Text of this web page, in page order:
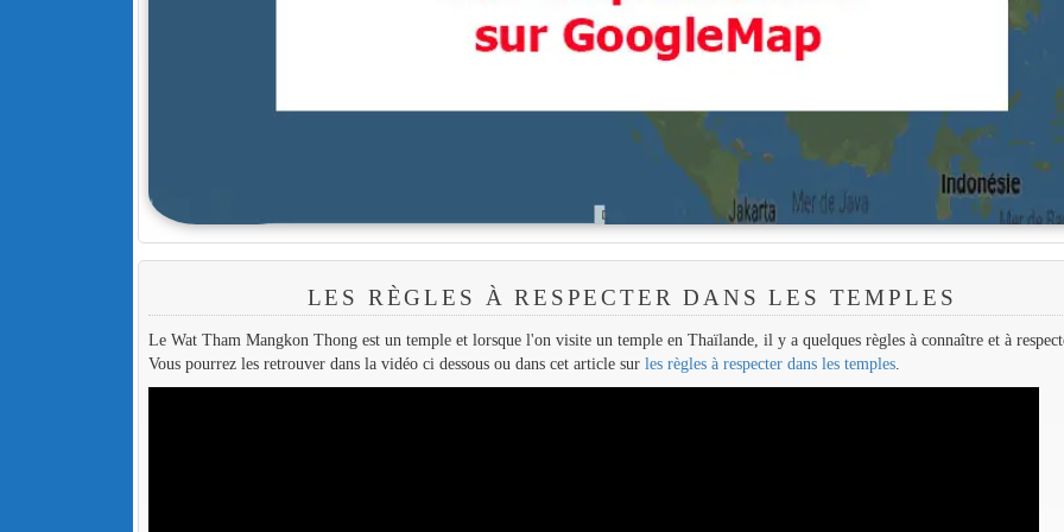
LES RÈGLES À RESPECTER DANS LES TEMPLES
Le Wat Tham Mangkon Thong est un temple et lorsque l'on visite un temple en Thaïlande, il y a quelques règles à connaître et à
Vous pourrez les retrouver dans la vidéo ci dessous ou dans cet article sur les règles à respecter dans les temples.